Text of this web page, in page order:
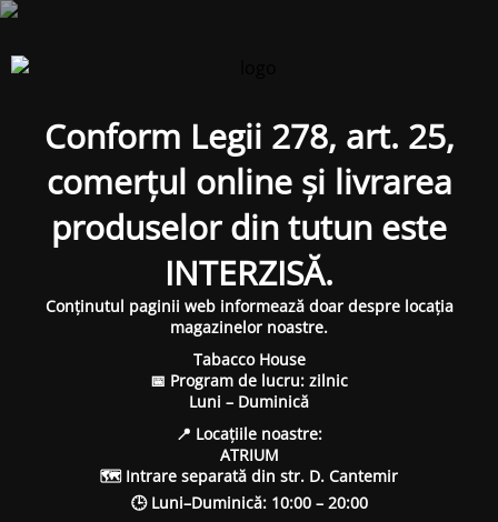
Conform Legii 278, art. 25,
comerțul online și livrarea
produselor din tutun este
INTERZISĂ.
Conținutul paginii web informează doar despre locația
magazinelor noastre.
Tabacco House
📅 Program de lucru: zilnic
Luni – Duminică
📍 Locațiile noastre:
ATRIUM
🗺 Intrare separată din str. D. Cantemir
🕒 Luni–Duminică: 10:00 – 20:00